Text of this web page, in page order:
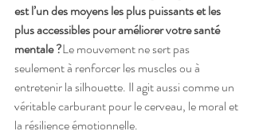
est l’un des moyens les plus puissants et les
plus accessibles pour améliorer votre santé
mentale ?Le mouvement ne sert pas
seulement à renforcer les muscles ou à
entretenir la silhouette. Il agit aussi comme un
véritable carburant pour le cerveau, le moral et
la résilience émotionnelle.